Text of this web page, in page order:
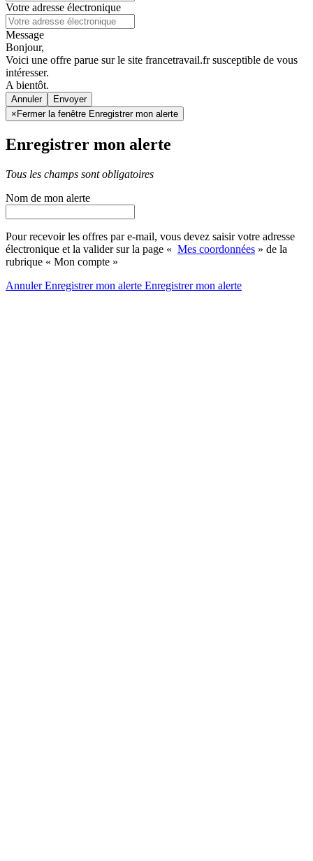
Votre adresse électronique
Message
Bonjour,
Voici une offre parue sur le site francetravail.fr susceptible de vous
intéresser.
A bientôt.
Annuler
× Fermer la fenêtre Enregistrer mon alerte
Enregistrer mon alerte
Tous les champs sont obligatoires
Nom de mon alerte
Pour recevoir les offres par e-mail, vous devez saisir votre adresse
électronique et la valider sur la page « Mes coordonnées » de la
rubrique « Mon compte »
AnnulerEnregistrer mon alerte Enregistrermon alerte